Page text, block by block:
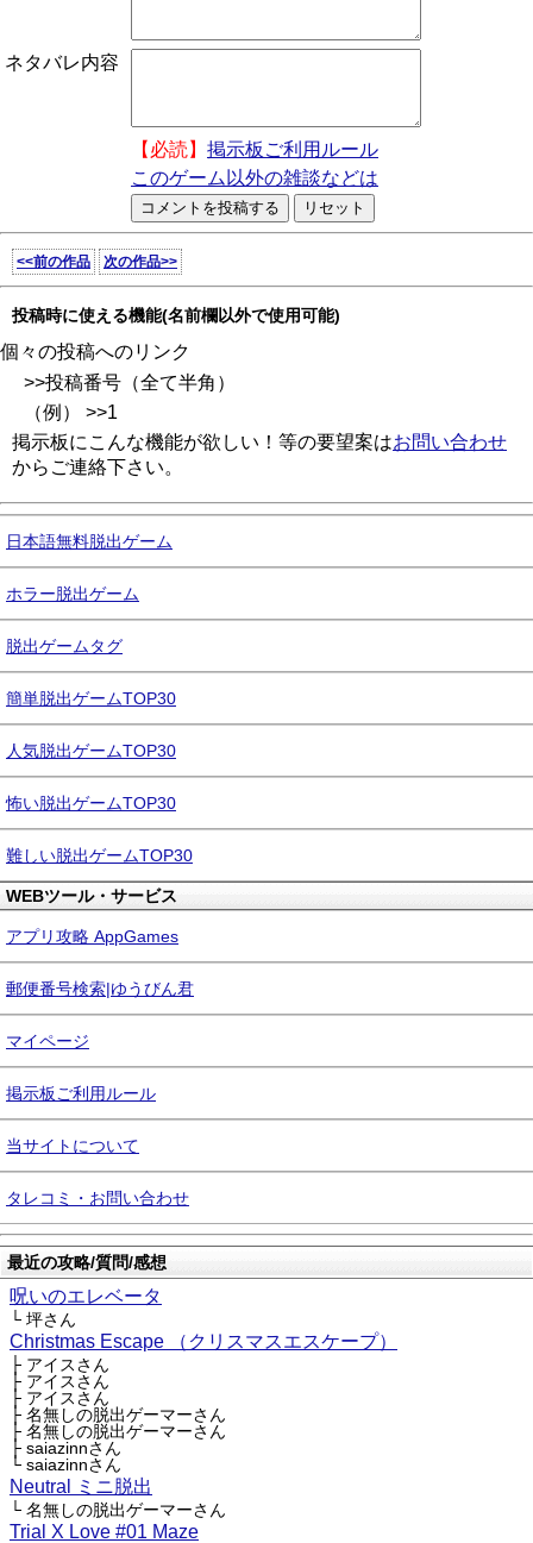
ネタバレ内容
【必読】 掲示板ご利用ルール
このゲーム以外の雑談などは
<<前の作品 次の作品>>
投稿時に使える機能(名前欄以外で使用可能)
個々の投稿へのリンク
>>投稿番号（全て半角）
（例） >>1
掲示板にこんな機能が欲しい！等の要望案はお問い合わせ
からご連絡下さい。
日本語無料脱出ゲーム
ホラー脱出ゲーム
脱出ゲームタグ
簡単脱出ゲームTOP30
人気脱出ゲームTOP30
怖い脱出ゲームTOP30
難しい脱出ゲームTOP30
WEBツール・サービス
アプリ攻略 AppGames
郵便番号検索|ゆうびん君
マイページ
掲示板ご利用ルール
当サイトについて
タレコミ・お問い合わせ
最近の攻略/質問/感想
呪いのエレベータ
└ 坪さん
Christmas Escape （クリスマスエスケープ）
├ アイスさん
├ アイスさん
├ アイスさん
├ 名無しの脱出ゲーマーさん
├ 名無しの脱出ゲーマーさん
├ saiazinnさん
└ saiazinnさん
Neutral ミニ脱出
└ 名無しの脱出ゲーマーさん
Trial X Love #01 Maze